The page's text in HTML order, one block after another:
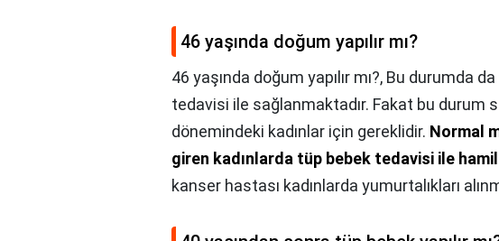
46 yaşında doğum yapılır mı?
46 yaşında doğum yapılır mı?, Bu durumda
tedavisi ile sağlanmaktadır. Fakat bu durum
dönemindeki kadınlar için gereklidir. Normal
giren kadınlarda tüp bebek tedavisi ile
kanser hastası kadınlarda yumurtalıkları